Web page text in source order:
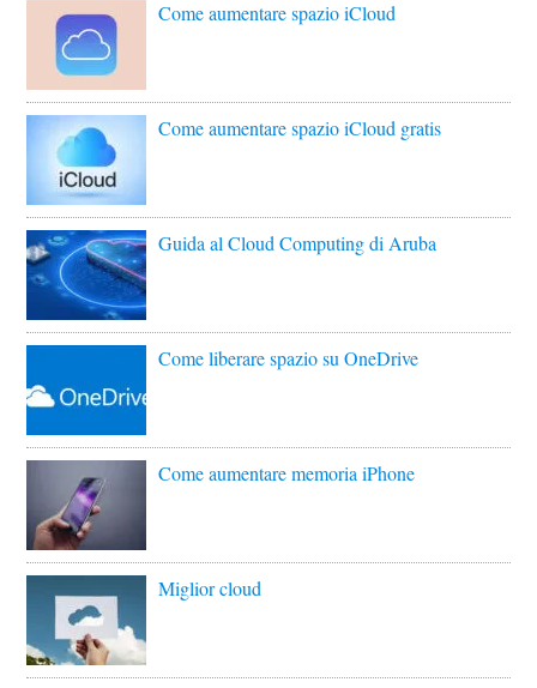
Come aumentare spazio iCloud
Come aumentare spazio iCloud gratis
Guida al Cloud Computing di Aruba
Come liberare spazio su OneDrive
Come aumentare memoria iPhone
Miglior cloud